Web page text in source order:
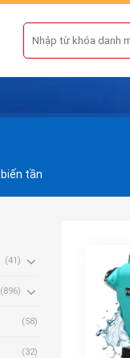
Tìm
kiếm:
tần
(41)
(896)
(58)
(32)